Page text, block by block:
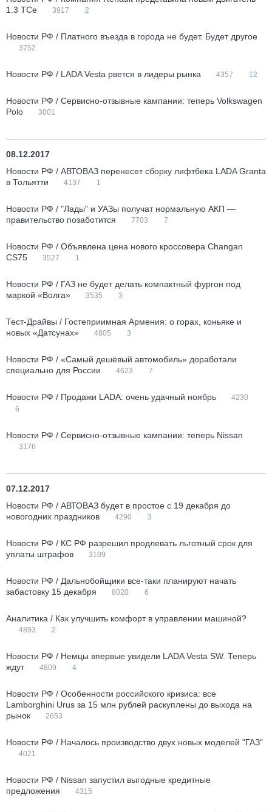
1.3 TСe
3917 2
Новости РФ / Платного въезда в города не будет. Будет другое
3752
Новости РФ / LADA Vesta рвется в лидеры рынка 4357 12
Новости РФ / Сервисно-отзывные кампании: теперь Volkswagen
Polo
3001
08.12.2017
Новости РФ / АВТОВАЗ перенесет сборку лифтбека LADA Granta
в Тольятти
4137 1
Новости РФ / "Лады" и УАЗы получат нормальную АКП —
правительство позаботится
7703 7
Новости РФ / Объявлена цена нового кроссовера Changan
CS75
3527 1
Новости РФ / ГАЗ не будет делать компактный фургон под
маркой «Волга»
3535 3
Тест-Драйвы / Гостеприимная Армения: о горах, коньяке и
новых «Датсунах»
4805 3
Новости РФ / «Самый дешёвый автомобиль» доработали
специально для России
4623 7
Новости РФ / Продажи LADA: очень удачный ноябрь
4230
6
Новости РФ / Сервисно-отзывные кампании: теперь Nissan
3176
07.12.2017
Новости РФ / АВТОВАЗ будет в простое с 19 декабря до
новогодних праздников
4290 3
Новости РФ / КС РФ разрешил продлевать льготный срок для
уплаты штрафов
3109
Новости РФ / Дальнобойщики все-таки планируют начать
забастовку 15 декабря
8020 6
Аналитика / Как улучшить комфорт в управлении машиной?
4893 2
Новости РФ / Немцы впервые увидели LADA Vesta SW. Теперь
ждут
4809 4
Новости РФ / Особенности российского кризиса: все
Lamborghini Urus за 15 млн рублей раскуплены до выхода на
рынок
2653
Новости РФ / Началось производство двух новых моделей "ГАЗ"
4021
Новости РФ / Nissan запустил выгодные кредитные
предложения
4315